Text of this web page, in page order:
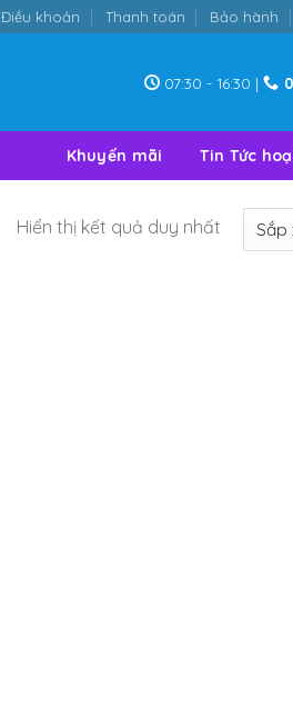
Điều khoản Thanh toán Bảo hành
07:30 - 16:30 |
Khuyến mãi Tin Tức
Hiển thị kết quả duy nhất